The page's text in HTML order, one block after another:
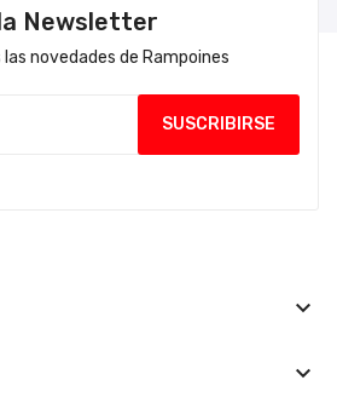
Newsletter
novedades de Rampoines
keyboard_arrow_down
keyboard_arrow_down